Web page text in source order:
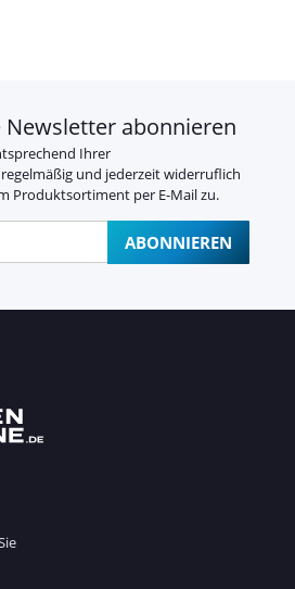
Newsletter abonnieren
Ihrer
regelmäßig und jederzeit widerruflich
Produktsortiment per E-Mail zu.
ABONNIEREN